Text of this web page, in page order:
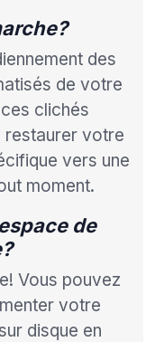
des
de votre
clichés
restaurer votre
vers une
moment.
de
Vous pouvez
votre
disque en